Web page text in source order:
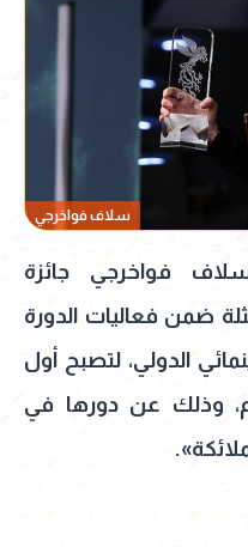
سلاف فواخرجي
فواخرجي جائزة
ضمن فعاليات الدورة
الدولي، لتصبح أول
وذلك عن دورها في